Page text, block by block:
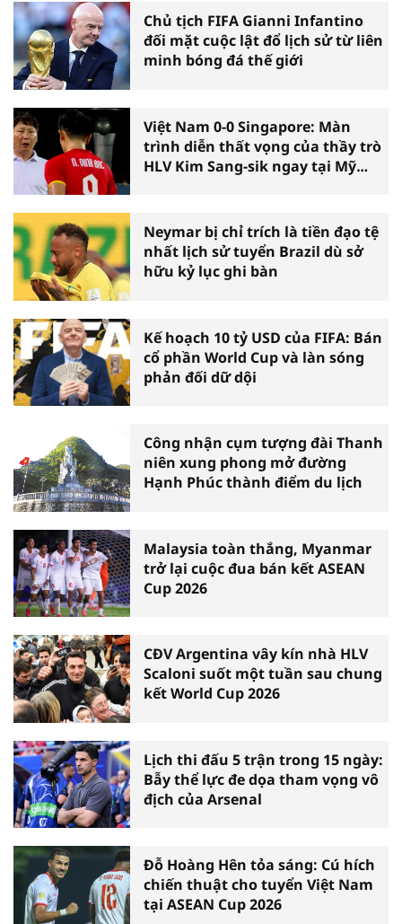
Chủ tịch FIFA Gianni Infantino
đối mặt cuộc lật đổ lịch sử từ liên
minh bóng đá thế giới
Việt Nam 0-0 Singapore: Màn
trình diễn thất vọng của thầy trò
HLV Kim Sang-sik ngay tại Mỹ
Neymar bị chỉ trích là tiền đạo tệ
nhất lịch sử tuyển Brazil dù sở
hữu kỷ lục ghi bàn
Kế hoạch 10 tỷ USD của FIFA: Bán
cổ phần World Cup và làn sóng
phản đối dữ dội
Công nhận cụm tượng đài Thanh
niên xung phong mở đường
Hạnh Phúc thành điểm du lịch
Malaysia toàn thắng, Myanmar
trở lại cuộc đua bán kết ASEAN
Cup 2026
CĐV Argentina vây kín nhà HLV
Scaloni suốt một tuần sau chung
kết World Cup 2026
Lịch thi đấu 5 trận trong 15 ngày:
Bẫy thể lực đe dọa tham vọng vô
địch của Arsenal
Đỗ Hoàng Hên tỏa sáng: Cú hích
chiến thuật cho tuyển Việt Nam
tại ASEAN Cup 2026